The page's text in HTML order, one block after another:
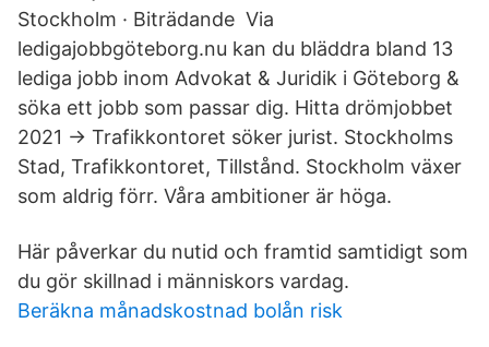
Stockholm · Biträdande Via
ledigajobbgöteborg.nu kan du bläddra bland 13
lediga jobb inom Advokat & Juridik i Göteborg &
söka ett jobb som passar dig. Hitta drömjobbet
2021 → Trafikkontoret söker jurist. Stockholms
Stad, Trafikkontoret, Tillstånd. Stockholm växer
som aldrig förr. Våra ambitioner är höga.
Här påverkar du nutid och framtid samtidigt som
du gör skillnad i människors vardag.
Beräkna månadskostnad bolån risk